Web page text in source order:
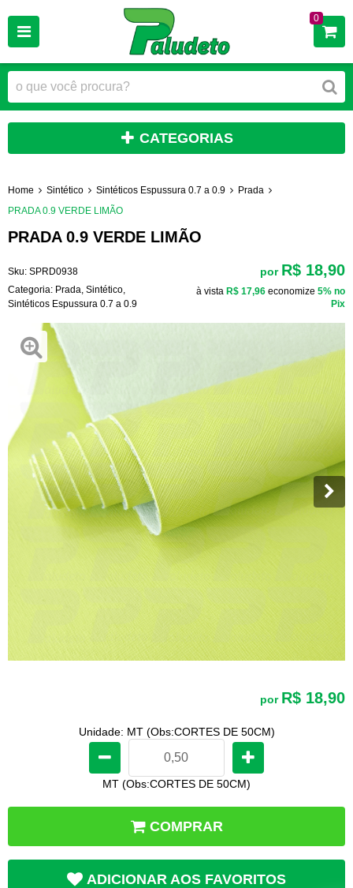
0
CATEGORIAS
Home Sintético Sintéticos Espussura 0.7 a 0.9
Prada
PRADA 0.9 VERDE LIMÃO
PRADA 0.9 VERDE LIMÃO
Sku: SPRD0938
Categoria: Prada Sintético
Sintéticos Espussura 0.7 a 0.9
por R$ 18,90
à vista R$ 17,96 economize 5% no
Pix
por R$ 18,90
Unidade: MT (Obs:CORTES DE 50CM)
MT (Obs:CORTES DE 50CM)
COMPRAR
ADICIONAR AOS FAVORITOS